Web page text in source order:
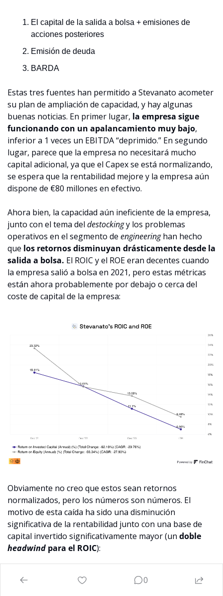
El capital de la salida a bolsa + emisiones de
acciones posteriores
Emisión de deuda
BARDA
Estas tres fuentes han permitido a Stevanato acometer
su plan de ampliación de capacidad, y hay algunas
buenas noticias. En primer lugar, la empresa sigue
funcionando con un apalancamiento muy bajo,
inferior a 1 veces un EBITDA “deprimido.” En segundo
lugar, parece que la empresa no necesitará mucho
capital adicional, ya que el Capex se está normalizando,
se espera que la rentabilidad mejore y la empresa aún
dispone de €80 millones en efectivo.
Ahora bien, la capacidad aún ineficiente de la empresa,
junto con el tema del destocking y los problemas
operativos en el segmento de engineering han hecho
que los retornos disminuyan drásticamente desde la
salida a bolsa. El ROIC y el ROE eran decentes cuando
la empresa salió a bolsa en 2021, pero estas métricas
están ahora probablemente por debajo o cerca del
coste de capital de la empresa:
Obviamente no creo que estos sean retornos
normalizados, pero los números son números. El
motivo de esta caída ha sido una disminución
significativa de la rentabilidad junto con una base de
capital invertido significativamente mayor (un
headwind para el ROIC):
0